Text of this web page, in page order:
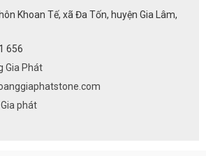
Khoan Tế, xã Đa Tốn, huyện Gia Lâm,
656
Gia Phát
phát